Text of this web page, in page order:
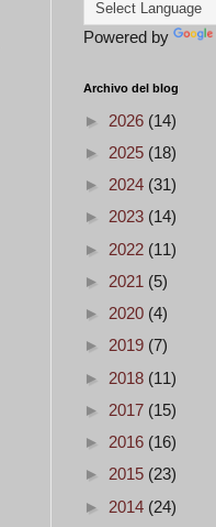
Powered by
Archivo del blog
► 2026 (14)
► 2025 (18)
► 2024 (31)
► 2023 (14)
► 2022 (11)
► 2021 (5)
► 2020 (4)
► 2019 (7)
► 2018 (11)
► 2017 (15)
► 2016 (16)
► 2015 (23)
► 2014 (24)